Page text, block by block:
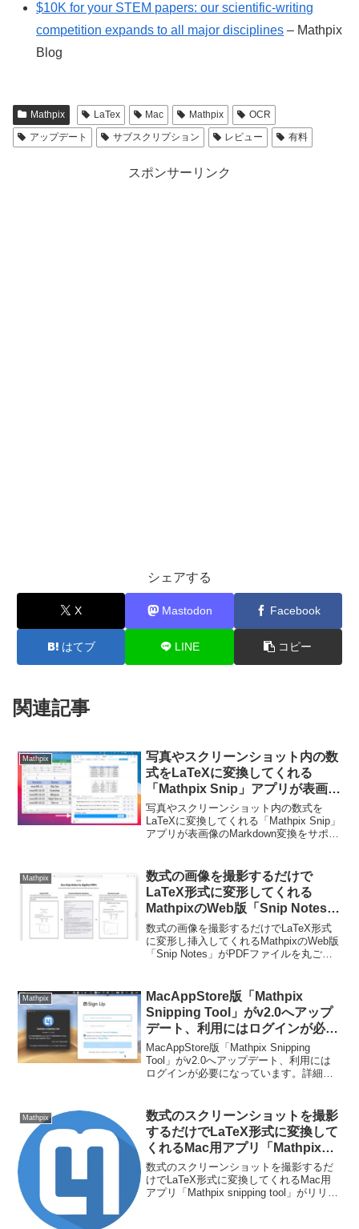
$10K for your STEM papers: our scientific-writing
competition expands to all major disciplines – Mathpix
Blog
Mathpix LaTex Mac Mathpix
OCR
アップデート
サブスクリプション レビュー 有料
スポンサーリンク
シェアする
X Mastodon Facebook
はてブ LINE コピー
関連記事
Mathpix
写真やスクリーンショット内の数
式をLaTeXに変換してくれる
「Mathpix Snip」アプリが表画像
のMarkdown変換をサポート。
写真やスクリーンショット内の数式を
LaTeXに変換してくれる「Mathpix Snip」
アプリが表画像のMarkdown変換をサポー
Mathpix
数式の画像を撮影するだけで
LaTeX形式に変形してくれる
MathpixのWeb版「Snip Notes」
が、PDFファイルを丸ごとLaTeX
やDOCX、Markdownへ変換する
機能を追加。
数式の画像を撮影するだけでLaTeX形式
に変形し挿入してくれるMathpixのWeb版
「Snip Notes」がPDFファイルを丸ごと
から。
Mathpix
MacAppStore版「Mathpix
Snipping Tool」がv2.0へアップ
デート、利用にはログインが必要
に。
MacAppStore版「Mathpix Snipping
Tool」がv2.0へアップデート、利用には
ログインが必要になっています。詳細は
Mathpix
数式のスクリーンショットを撮影
するだけでLaTeX形式に変換して
くれるMac用アプリ「Mathpix
snipping tool」がリリース。
数式のスクリーンショットを撮影するだ
けでLaTeX形式に変換してくれるMac用
アプリ「Mathpix snipping tool」がリリー